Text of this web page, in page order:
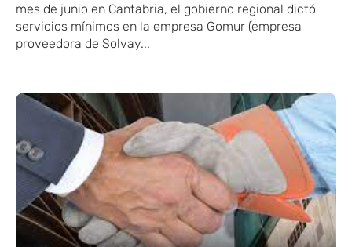
mes de junio en Cantabria, el gobierno regional dictó
servicios mínimos en la empresa Gomur (empresa
proveedora de Solvay...